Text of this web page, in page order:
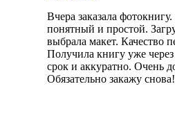
Вчера заказала
понятный и простой.
выбрала макет. Качество
Получила книгу уже
срок и аккуратно. Очень
Обязательно закажу снова!